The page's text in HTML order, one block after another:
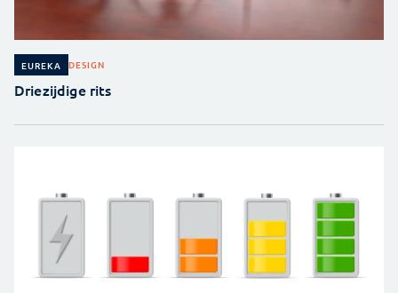
EUREKA DESIGN
Driezijdige rits